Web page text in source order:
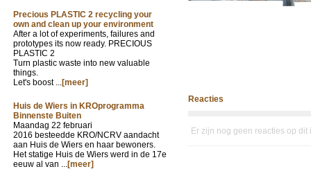
Precious PLASTIC 2 recycling your
own and clean up your environment
After a lot of experiments, failures and
prototypes its now ready. PRECIOUS
PLASTIC 2
Turn plastic waste into new valuable
things.
Let's boost ...[meer]
Huis de Wiers in KROprogramma
Binnenste Buiten
Maandag 22 februari
2016 besteedde KRO/NCRV aandacht
aan Huis de Wiers en haar bewoners.
Het statige Huis de Wiers werd in de 17e
eeuw al van ...[meer]
Reacties
Er zijn nog geen reacties op dit